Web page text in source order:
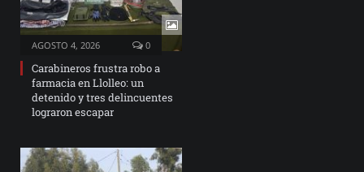
AGOSTO 4, 2026 0
Carabineros frustra robo a
farmacia en Llolleo: un
detenido y tres delincuentes
lograron escapar